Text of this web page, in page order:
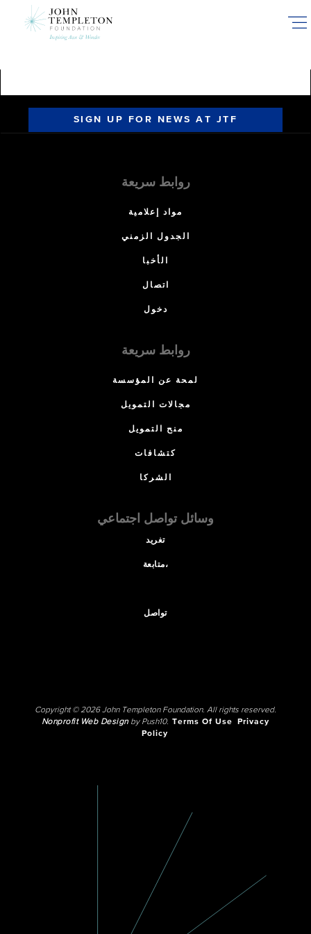
SIGN UP FOR NEWS AT JTF
روابط سريعة
مواد إعلامية
الجدول الزمني
الأخبا
اتصال
دخول
روابط سريعة
لمحة عن المؤسسة
مجالات التمويل
منح التمويل
كتشافات
الشركا
وسائل تواصل اجتماعي
تغريد
متابعة،
تواصل
Copyright © 2026 John Templeton Foundation. All rights reserved.
Nonprofit Web Designby Push10. Terms Of Use
Privacy
Policy